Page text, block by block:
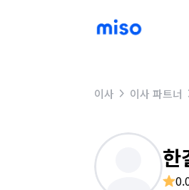
이사 이사 파트너
한